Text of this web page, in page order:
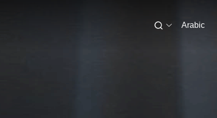
Arabic